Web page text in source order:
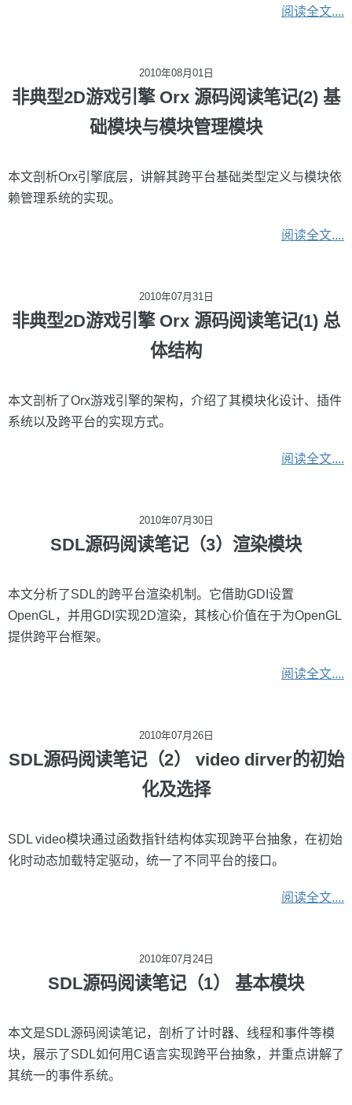
阅读全文....
2010年08月01日
非典型2D游戏引擎 Orx 源码阅读笔记(2) 基
础模块与模块管理模块
本文剖析Orx引擎底层，讲解其跨平台基础类型定义与模块依
赖管理系统的实现。
阅读全文....
2010年07月31日
非典型2D游戏引擎 Orx 源码阅读笔记(1) 总
体结构
本文剖析了Orx游戏引擎的架构，介绍了其模块化设计、插件
系统以及跨平台的实现方式。
阅读全文....
2010年07月30日
SDL源码阅读笔记（3）渲染模块
本文分析了SDL的跨平台渲染机制。它借助GDI设置
OpenGL，并用GDI实现2D渲染，其核心价值在于为OpenGL
提供跨平台框架。
阅读全文....
2010年07月26日
SDL源码阅读笔记（2） video dirver的初始
化及选择
SDL video模块通过函数指针结构体实现跨平台抽象，在初始
化时动态加载特定驱动，统一了不同平台的接口。
阅读全文....
2010年07月24日
SDL源码阅读笔记（1） 基本模块
本文是SDL源码阅读笔记，剖析了计时器、线程和事件等模
块，展示了SDL如何用C语言实现跨平台抽象，并重点讲解了
其统一的事件系统。